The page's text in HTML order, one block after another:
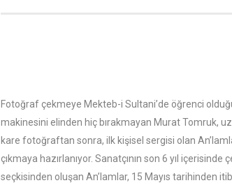
Fotoğraf çekmeye Mekteb-i Sultani’de öğrenci
makinesini elinden hiç bırakmayan Murat Tomruk,
kare fotoğraftan sonra, ilk kişisel sergisi olan
çıkmaya hazırlanıyor. Sanatçının son 6 yıl
seçkisinden oluşan An’lamlar, 15 Mayıs tarihinden